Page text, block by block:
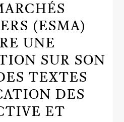
(ESMA)
UNE
SUR SON
TEXTES
DES
ET